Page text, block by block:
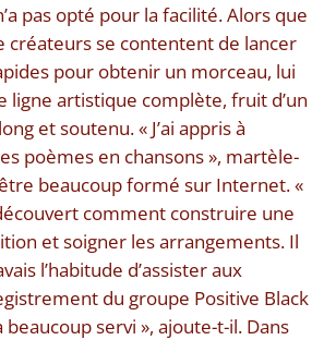
pas opté pour la facilité. Alors que
créateurs se contentent de lancer
pour obtenir un morceau, lui
ligne artistique complète, fruit d’un
et soutenu. « J’ai appris à
poèmes en chansons », martèle-
beaucoup formé sur Internet. «
comment construire une
et soigner les arrangements. Il
l’habitude d’assister aux
du groupe Positive Black
beaucoup servi », ajoute-t-il. Dans